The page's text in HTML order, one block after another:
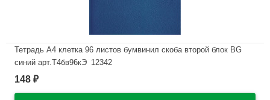
Тетрадь А4 клетка 96 листов бумвинил скоба второй блок BG
синий арт.Т4бв96кЭ_12342
В наличии
148 ₽